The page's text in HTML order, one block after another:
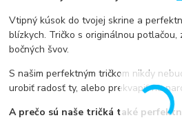
Vtipný kúsok do tvojej skrine a
blízkych. Tričko s originálnou
bočných švov.
S našim perfektným tričkom nikdy
urobiť radosť ty, alebo prekvapiť na
A prečo sú naše tričká také